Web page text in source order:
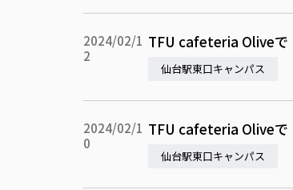
2024/02/1
2
TFU cafeteria Oliveで
仙台駅東口キャンパス
2024/02/1
0
TFU cafeteria Oliveで
仙台駅東口キャンパス